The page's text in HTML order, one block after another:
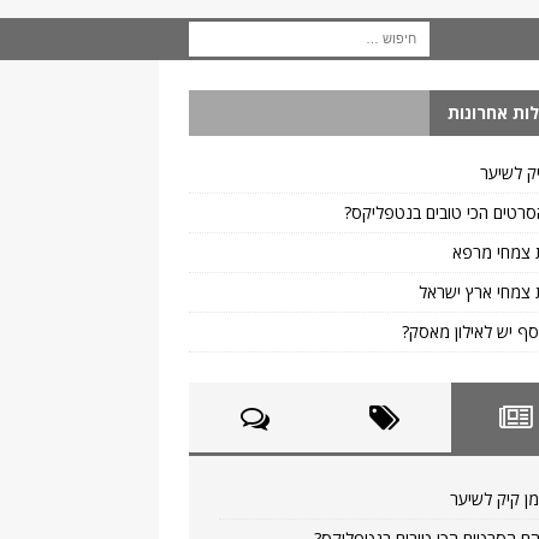
אחרונות
לשיער
הכי טובים בנטפליקס?
צמחי מרפא
צמחי ארץ ישראל
יש לאילון מאסק?
קיק לשיער